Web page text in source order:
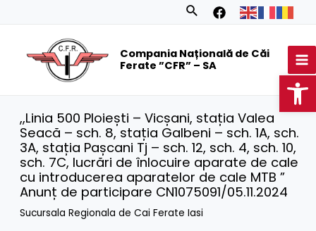
Search
Compania Națională de Căi
Ferate ”CFR” – SA
,,Linia 500 Ploiești – Vicșani, stația Valea
Seacă – sch. 8, stația Galbeni – sch. 1A, sch.
3A, stația Pașcani Tj – sch. 12, sch. 4, sch. 10,
sch. 7C, lucrări de înlocuire aparate de cale
cu introducerea aparatelor de cale MTB ”
Anunț de participare CN1075091/05.11.2024
Sucursala Regionala de Cai Ferate Iasi